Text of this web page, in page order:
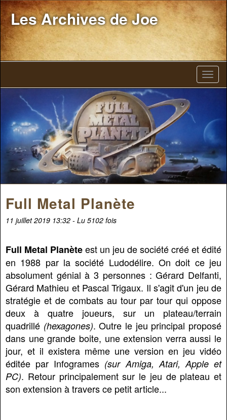
Les Archives de Joe
Full Metal Planète
11 juillet 2019 13:32 - Lu 5102 fois
Full Metal Planèteest un jeu de société créé et édité
en 1988 par la société Ludodélire. On doit ce jeu
absolument génial à 3 personnes : Gérard Delfanti,
Gérard Mathieu et Pascal Trigaux. Il s'agit d'un jeu de
stratégie et de combats au tour par tour qui oppose
deux à quatre joueurs, sur un plateau/terrain
quadrillé (hexagones). Outre le jeu principal proposé
dans une grande boite, une extension verra aussi le
jour, et il existera même une version en jeu vidéo
éditée par Infogrames (sur Amiga, Atari, Apple et
PC). Retour principalement sur le jeu de plateau et
son extension à travers ce petit article...